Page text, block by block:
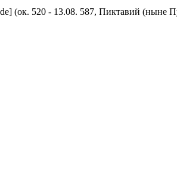
(ок. 520 - 13.08. 587, Пиктавий (ныне